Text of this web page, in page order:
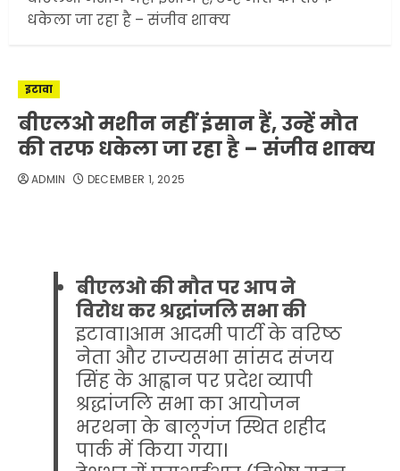
धकेला जा रहा है – संजीव शाक्य
इटावा
बीएलओ मशीन नहीं इंसान हैं, उन्हें मौत
की तरफ धकेला जा रहा है – संजीव शाक्य
ADMIN DECEMBER 1, 2025
बीएलओ की मौत पर आप ने
विरोध कर श्रद्धांजलि सभा की
इटावा।आम आदमी पार्टी के वरिष्ठ
नेता और राज्यसभा सांसद संजय
सिंह के आह्वान पर प्रदेश व्यापी
श्रद्धांजलि सभा का आयोजन
भरथना के बालूगंज स्थित शहीद
पार्क में किया गया।